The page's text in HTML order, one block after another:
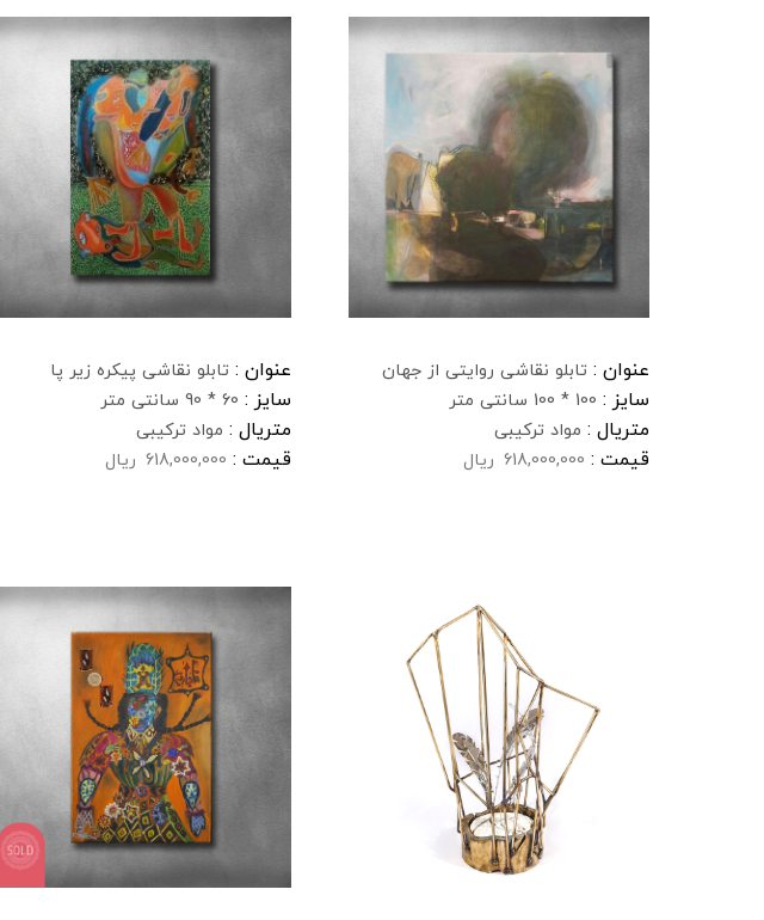
عنوان : تابلو نقاشی روایتی از جهان
سایز : 100 * 100 سانتی متر
متریال : مواد ترکیبی
قیمت : 618,000,000 ریال
عنوان : تابلو نقاشی پیکره زیر پا
سایز : 60 * 90 سانتی متر
متریال : مواد ترکیبی
قیمت : 618,000,000 ریال